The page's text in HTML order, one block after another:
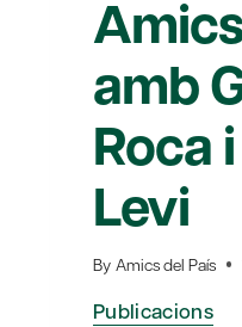
amb
Roca
Levi
By Amics del País
Publicacions